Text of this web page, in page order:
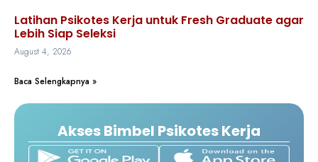
Latihan Psikotes Kerja untuk Fresh Graduate agar
Lebih Siap Seleksi
August 4, 2026
Baca Selengkapnya »
Akses Bimbel Psikotes Kerja